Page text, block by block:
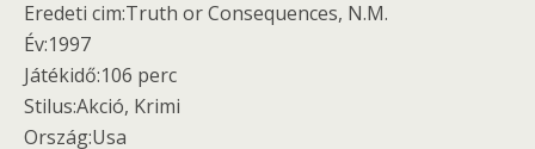
Eredeti cim:Truth or Consequences, N.M.
Év:1997
Játékidő:106 perc
Stilus:Akció, Krimi
Ország:Usa